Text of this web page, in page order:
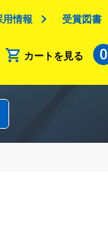
用情報 受賞図書
カートを見る 0